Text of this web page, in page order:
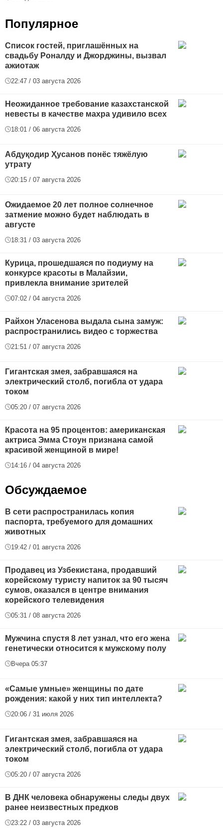
Популярное
Список гостей, приглашённых на
свадьбу Роналду и Джорджины, вызвал
ажиотаж
22:47 / 03 августа 2026
Неожиданное требование казахстанской
невесты в качестве махра удивило всех
18:01 / 06 августа 2026
Абдуқодир Ҳусанов понёс тяжёлую
утрату
20:15 / 07 августа 2026
Ожидаемое 20 лет полное солнечное
затмение можно будет наблюдать в
августе
18:31 / 03 августа 2026
Курица, прошедшаяся по подиуму на
конкурсе красоты в Малайзии,
привлекла внимание зрителей
07:02 / 04 августа 2026
Райхон Уласенова выдала сына замуж:
распространились видео с торжества
21:51 / 07 августа 2026
Гигантская змея, забравшаяся на
электрический столб, погибла от удара
током
05:20 / 07 августа 2026
Красота на 95 процентов: американская
актриса Эмма Стоун признана самой
красивой женщиной в мире!
14:16 / 04 августа 2026
Обсуждаемое
В сети распространилась копия
паспорта, требуемого для домашних
животных
19:42 / 01 августа 2026
Продавец из Узбекистана, продавший
корейскому туристу напиток за 90 тысяч
сумов, оказался в центре внимания
корейского телевидения
05:31 / 08 августа 2026
Мужчина спустя 8 лет узнал, что его жена
генетически относится к мужскому полу
Вчера 05:37
«Самые умные» женщины по дате
рождения: какой у них тип интеллекта?
20:06 / 31 июля 2026
Гигантская змея, забравшаяся на
электрический столб, погибла от удара
током
05:20 / 07 августа 2026
В ДНК человека обнаружены следы двух
ранее неизвестных предков
23:22 / 03 августа 2026